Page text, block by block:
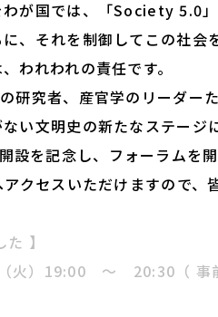
が国では、「Society 5.0」
、それを制御してこの社会
われわれの責任です。
研究者、産官学のリーダー
い文明史の新たなステー
を記念し、フォーラムを開
クセスいただけますので、
】
火）19:00 ～ 20:30（ 事前